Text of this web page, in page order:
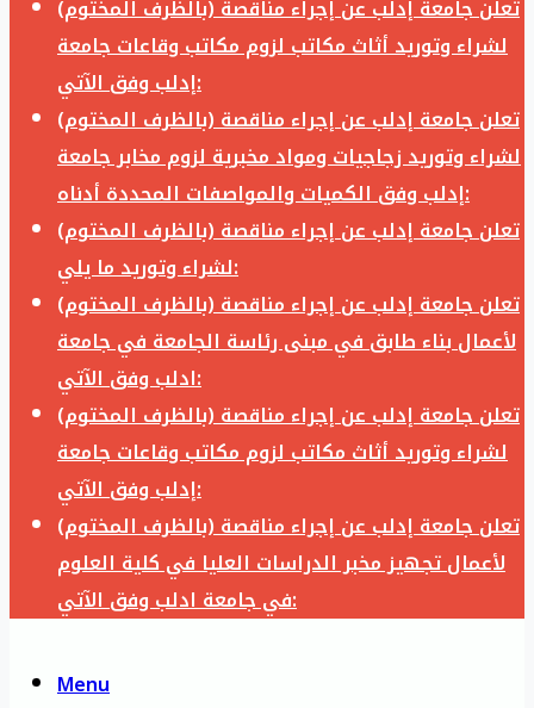
تعلن جامعة إدلب عن إجراء مناقصة (بالظرف المختوم)
لشراء وتوريد أثاث مكاتب لزوم مكاتب وقاعات جامعة
إدلب وفق الآتي:
تعلن جامعة إدلب عن إجراء مناقصة (بالظرف المختوم)
لشراء وتوريد زجاجيات ومواد مخبرية لزوم مخابر جامعة
إدلب وفق الكميات والمواصفات المحددة أدناه:
تعلن جامعة إدلب عن إجراء مناقصة (بالظرف المختوم)
لشراء وتوريد ما يلي:
تعلن جامعة إدلب عن إجراء مناقصة (بالظرف المختوم)
لأعمال بناء طابق في مبنى رئاسة الجامعة في جامعة
ادلب وفق الآتي:
تعلن جامعة إدلب عن إجراء مناقصة (بالظرف المختوم)
لشراء وتوريد أثاث مكاتب لزوم مكاتب وقاعات جامعة
إدلب وفق الآتي:
تعلن جامعة إدلب عن إجراء مناقصة (بالظرف المختوم)
لأعمال تجهيز مخبر الدراسات العليا في كلية العلوم
في جامعة ادلب وفق الآتي:
Menu